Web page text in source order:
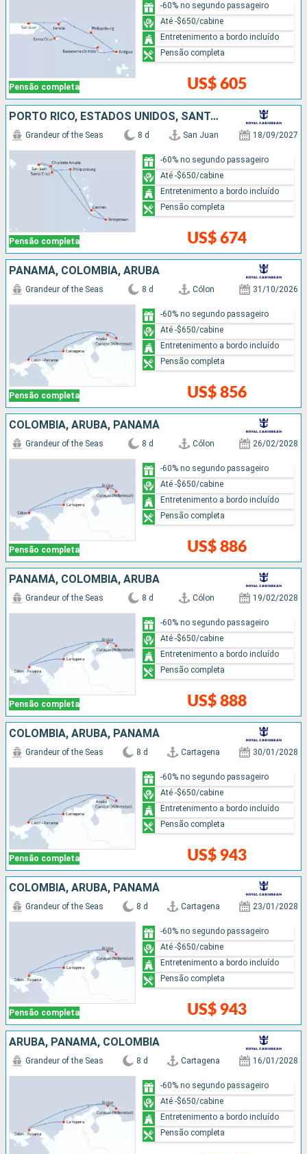
Pensão completa US$ 605
-60% no segundo passageiro
Até -$650/cabine
Entretenimento a bordo incluído
Pensão completa
PORTO RICO, ESTADOS UNIDOS, SANTA LUCIA, BARBADOS
Pensão completa
Grandeur of the Seas 8 d San Juan 18/09/2027
US$ 674
-60% no segundo passageiro
Até -$650/cabine
Entretenimento a bordo incluído
Pensão completa
PANAMÁ, COLOMBIA, ARUBA
Pensão completa
Grandeur of the Seas 8 d Cólon 31/10/2026
US$ 856
-60% no segundo passageiro
Até -$650/cabine
Entretenimento a bordo incluído
Pensão completa
COLOMBIA, ARUBA, PANAMÁ
Pensão completa
Grandeur of the Seas 8 d Cólon 26/02/2028
US$ 886
-60% no segundo passageiro
Até -$650/cabine
Entretenimento a bordo incluído
Pensão completa
PANAMÁ, COLOMBIA, ARUBA
Pensão completa
Grandeur of the Seas 8 d Cólon 19/02/2028
US$ 888
-60% no segundo passageiro
Até -$650/cabine
Entretenimento a bordo incluído
Pensão completa
COLOMBIA, ARUBA, PANAMÁ
Pensão completa
Grandeur of the Seas 8 d Cartagena 30/01/2028
US$ 943
-60% no segundo passageiro
Até -$650/cabine
Entretenimento a bordo incluído
Pensão completa
COLOMBIA, ARUBA, PANAMÁ
Pensão completa
Grandeur of the Seas 8 d Cartagena 23/01/2028
US$ 943
-60% no segundo passageiro
Até -$650/cabine
Entretenimento a bordo incluído
Pensão completa
ARUBA, PANAMÁ, COLOMBIA
Grandeur of the Seas 8 d Cartagena 16/01/2028
-60% no segundo passageiro
Até -$650/cabine
Entretenimento a bordo incluído
Pensão completa